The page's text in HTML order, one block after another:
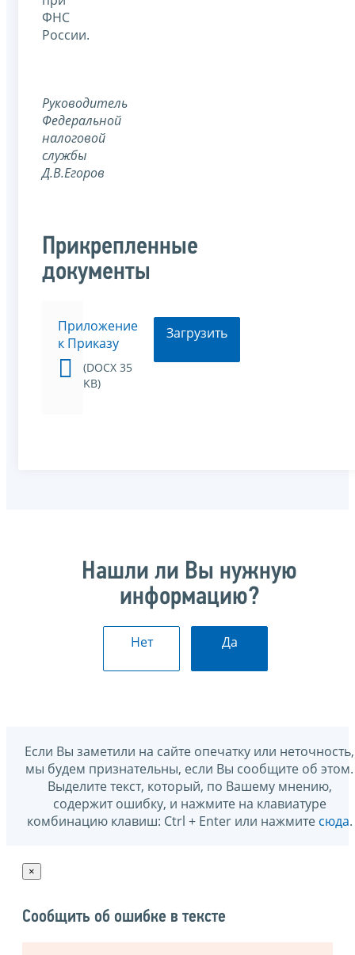
ФНС
России.
Руководитель
Федеральной
налоговой
службы
Д.В.Егоров
Прикрепленные
документы
Приложение
к Приказу
(DOCX 35
KB)
Загрузить
Нашли ли Вы нужную
информацию?
Нет Да
Если Вы заметили на сайте опечатку или неточность,
мы будем признательны, если Вы сообщите об этом.
Выделите текст, который, по Вашему мнению,
содержит ошибку, и нажмите на клавиатуре
комбинацию клавиш: Ctrl + Enter или нажмите сюда.
×
Сообщить об ошибке в тексте